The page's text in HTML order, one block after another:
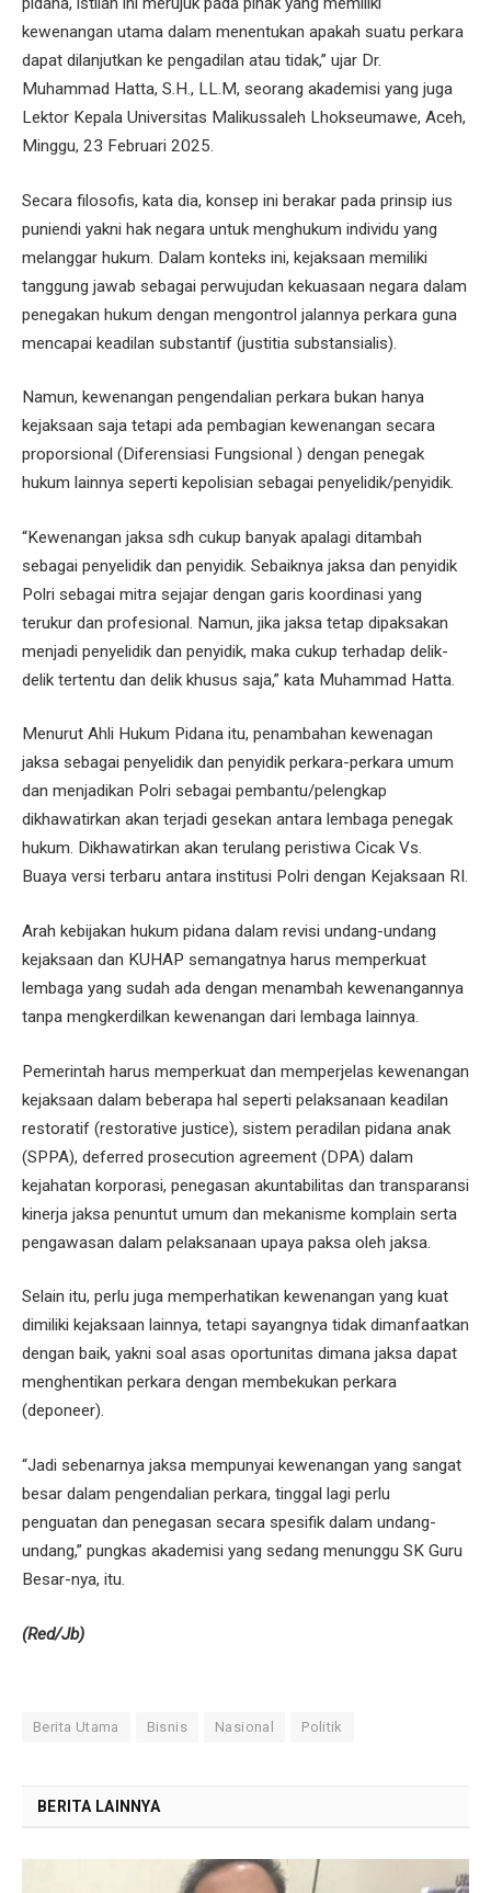
kewenangan utama dalam menentukan apakah suatu perkara
dapat dilanjutkan ke pengadilan atau tidak,” ujar Dr.
Muhammad Hatta, S.H., LL.M, seorang akademisi yang juga
Lektor Kepala Universitas Malikussaleh Lhokseumawe, Aceh,
Minggu, 23 Februari 2025.
Secara filosofis, kata dia, konsep ini berakar pada prinsip ius
puniendi yakni hak negara untuk menghukum individu yang
melanggar hukum. Dalam konteks ini, kejaksaan memiliki
tanggung jawab sebagai perwujudan kekuasaan negara dalam
penegakan hukum dengan mengontrol jalannya perkara guna
mencapai keadilan substantif (justitia substansialis).
Namun, kewenangan pengendalian perkara bukan hanya
kejaksaan saja tetapi ada pembagian kewenangan secara
proporsional (Diferensiasi Fungsional ) dengan penegak
hukum lainnya seperti kepolisian sebagai penyelidik/penyidik.
“Kewenangan jaksa sdh cukup banyak apalagi ditambah
sebagai penyelidik dan penyidik. Sebaiknya jaksa dan penyidik
Polri sebagai mitra sejajar dengan garis koordinasi yang
terukur dan profesional. Namun, jika jaksa tetap dipaksakan
menjadi penyelidik dan penyidik, maka cukup terhadap delik-
delik tertentu dan delik khusus saja,” kata Muhammad Hatta.
Menurut Ahli Hukum Pidana itu, penambahan kewenagan
jaksa sebagai penyelidik dan penyidik perkara-perkara umum
dan menjadikan Polri sebagai pembantu/pelengkap
dikhawatirkan akan terjadi gesekan antara lembaga penegak
hukum. Dikhawatirkan akan terulang peristiwa Cicak Vs.
Buaya versi terbaru antara institusi Polri dengan Kejaksaan RI.
Arah kebijakan hukum pidana dalam revisi undang-undang
kejaksaan dan KUHAP semangatnya harus memperkuat
lembaga yang sudah ada dengan menambah kewenangannya
tanpa mengkerdilkan kewenangan dari lembaga lainnya.
Pemerintah harus memperkuat dan memperjelas kewenangan
kejaksaan dalam beberapa hal seperti pelaksanaan keadilan
restoratif (restorative justice), sistem peradilan pidana anak
(SPPA), deferred prosecution agreement (DPA) dalam
kejahatan korporasi, penegasan akuntabilitas dan transparansi
kinerja jaksa penuntut umum dan mekanisme komplain serta
pengawasan dalam pelaksanaan upaya paksa oleh jaksa.
Selain itu, perlu juga memperhatikan kewenangan yang kuat
dimiliki kejaksaan lainnya, tetapi sayangnya tidak dimanfaatkan
dengan baik, yakni soal asas oportunitas dimana jaksa dapat
menghentikan perkara dengan membekukan perkara
(deponeer).
“Jadi sebenarnya jaksa mempunyai kewenangan yang sangat
besar dalam pengendalian perkara, tinggal lagi perlu
penguatan dan penegasan secara spesifik dalam undang-
undang,” pungkas akademisi yang sedang menunggu SK Guru
Besar-nya, itu.
(Red/Jb)
Berita Utama Bisnis Nasional Politik
BERITA LAINNYA